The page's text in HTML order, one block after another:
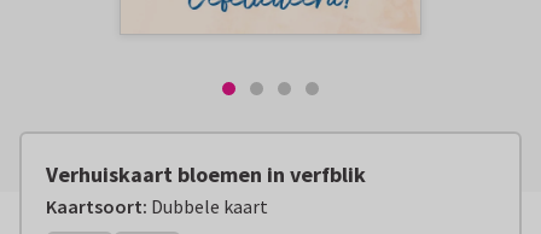
Verhuiskaart bloemen in verfblik
Kaartsoort: Dubbele kaart
Vanaf: € 2,99 excl. verzendkosten